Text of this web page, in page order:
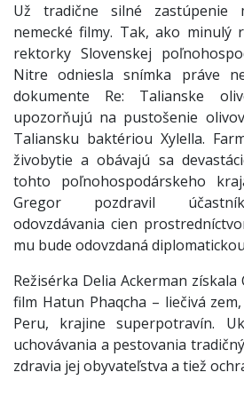
Už tradične silné zastúpenie
nemecké filmy. Tak, ako minulý
rektorky Slovenskej
Nitre odniesla snímka práve
dokumente Re: Talianske
upozorňujú na pustošenie
Taliansku baktériou Xylella.
živobytie a obávajú sa
tohto poľnohospodárskeho
Gregor pozdravil
odovzdávania cien
mu bude odovzdaná
Režisérka Delia Ackerman
film Hatun Phaqcha – liečivá
Peru, krajine superpotravín.
uchovávania a pestovania
zdravia jej obyvateľstva a tiež